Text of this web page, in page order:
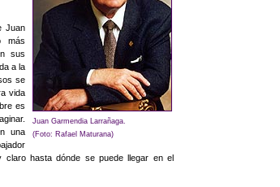
Juan Garmendia Larrañaga.
(Foto: Rafael Maturana)
Juan
más
sus
a la
se
vida
es
una
claro hasta dónde se puede llegar en el